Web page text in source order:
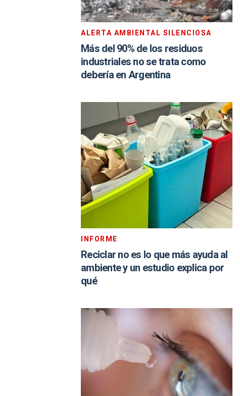
ALERTA AMBIENTAL SILENCIOSA
Más del 90% de los residuos
industriales no se trata como
debería en Argentina
INFORME
Reciclar no es lo que más ayuda al
ambiente y un estudio explica por
qué